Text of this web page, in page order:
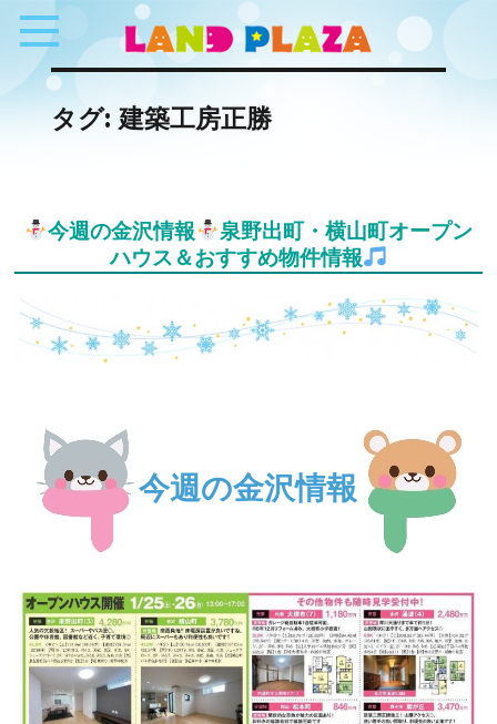
タグ: 建築工房正勝
今週の金沢情報
泉野出町・横山町オープン
ハウス＆おすすめ物件情報
今週の金沢情報